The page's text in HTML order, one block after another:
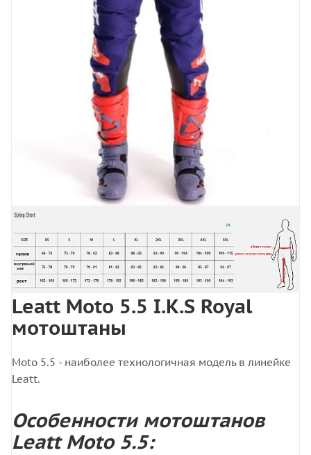
Leatt Moto 5.5 I.K.S Royal
мотоштаны
Moto 5.5 - наиболее технологичная модель в линейке
Leatt.
Особенности мотоштанов
Leatt Moto 5.5: